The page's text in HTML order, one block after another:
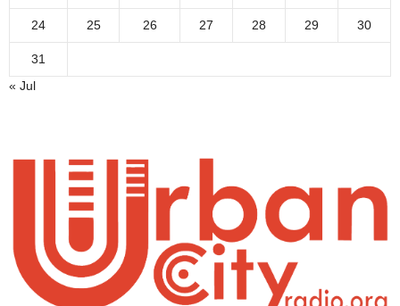
24 25 26 27 28 29 30
31
« Jul